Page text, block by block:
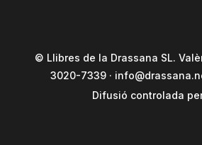
© Llibres de la Drassana SL.
3020-7339 ·
Difusió controlada